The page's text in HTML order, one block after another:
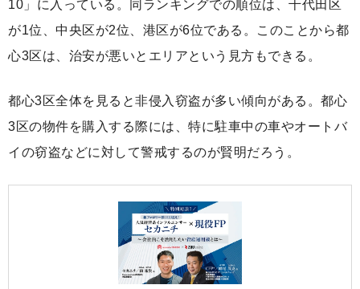
10」に入っている。同ランキングでの順位は、千代田区
が1位、中央区が2位、港区が6位である。このことから都
心3区は、治安が悪いとエリアという見方もできる。
都心3区全体を見ると非侵入窃盗が多い傾向がある。都心
3区の物件を購入する際には、特に駐車中の車やオートバ
イの窃盗などに対して警戒するのが賢明だろう。